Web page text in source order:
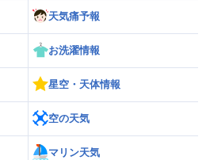
天気痛予報
お洗濯情報
星空・天体情報
空の天気
マリン天気